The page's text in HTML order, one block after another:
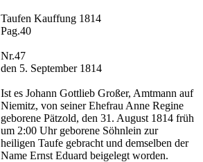
Taufen Kauffung 1814
Pag.40
Nr.47
den 5. September 1814
Ist es Johann Gottlieb Großer, Amtmann auf
Niemitz, von seiner Ehefrau Anne Regine
geborene Pätzold, den 31. August 1814 früh
um 2:00 Uhr geborene Söhnlein zur
heiligen Taufe gebracht und demselben der
Name Ernst Eduard beigelegt worden.